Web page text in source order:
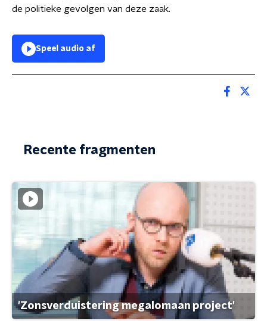
de politieke gevolgen van deze zaak.
Speel audio af
Recente fragmenten
'Zonsverduistering megalomaan project'